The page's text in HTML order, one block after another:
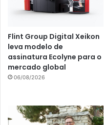
Flint Group Digital Xeikon
leva modelo de
assinatura Ecolyne para o
mercado global
06/08/2026